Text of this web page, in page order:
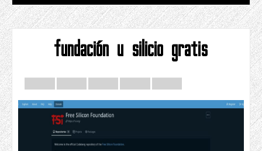
fundación u silicio gratis